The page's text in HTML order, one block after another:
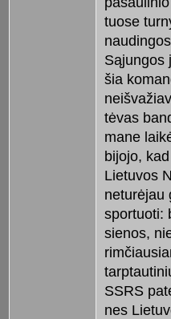
tuose
Sąjungos
šia
tėvas
mane
bijojo,
Lietuvos
neturėjau
sportuoti:
sienos,
SSRS
nes